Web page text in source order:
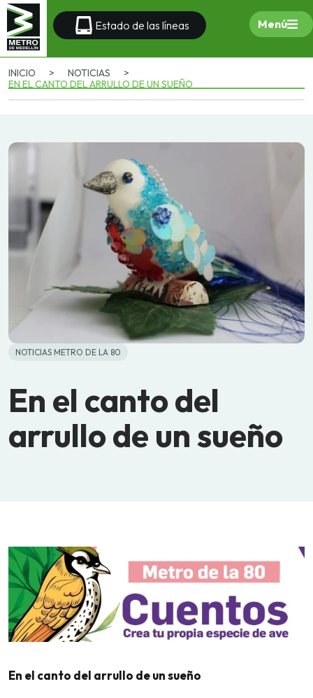
Estado de las líneas Menú
INICIO > NOTICIAS
>
EN EL CANTO DEL ARRULLO DE UN SUEÑO
NOTICIAS METRO DE LA 80
En el canto del
arrullo de un sueño
En el canto del arrullo de un sueño